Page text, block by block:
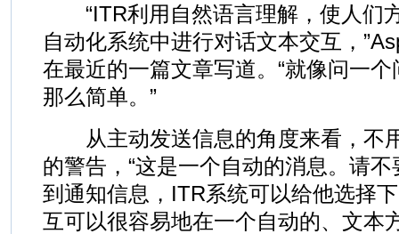
“ITR利用自然语言理解，使人们
自动化系统中进行对话文本交互，
在最近的一篇文章写道。“就像问一
那么简单。”
从主动发送信息的角度来看，不
的警告，“这是一个自动的消息。请
到通知信息，ITR系统可以给他选择
互可以很容易地在一个自动的、文本